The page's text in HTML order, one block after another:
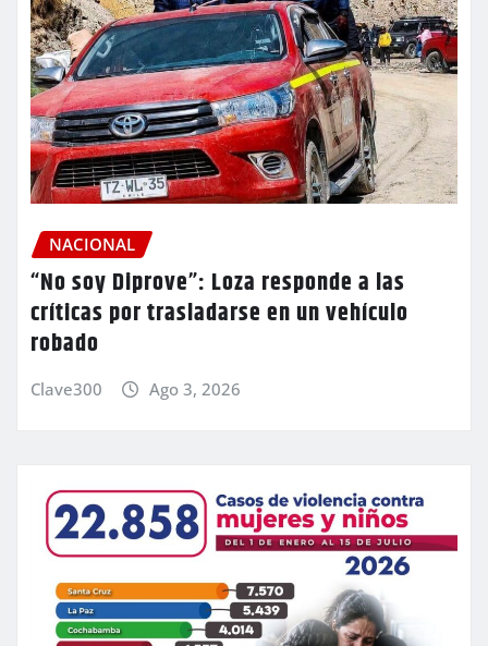
NACIONAL
“No soy Diprove”: Loza responde a las
críticas por trasladarse en un vehículo
robado
Clave300 Ago 3, 2026